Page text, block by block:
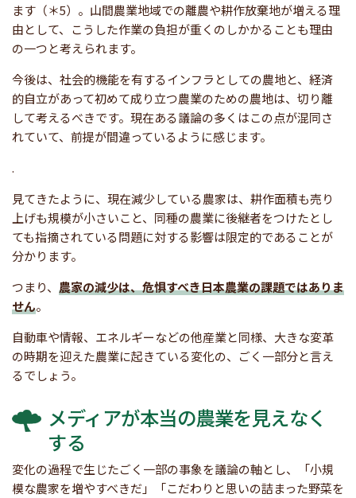
ます（＊5）。山間農業地域での離農や耕作放棄地が増える理
由として、こうした作業の負担が重くのしかかることも理由
の一つと考えられます。
今後は、社会的機能を有するインフラとしての農地と、経済
的自立があって初めて成り立つ農業のための農地は、切り離
して考えるべきです。現在ある議論の多くはこの点が混同さ
れていて、前提が間違っているように感じます。
.
見てきたように、現在減少している農家は、耕作面積も売り
上げも規模が小さいこと、同種の農業に後継者をつけたとし
ても指摘されている問題に対する影響は限定的であることが
分かります。
つまり、 農家の減少は、危惧すべき日本農業の課題ではありま
せん。
自動車や情報、エネルギーなどの他産業と同様、大きな変革
の時期を迎えた農業に起きている変化の、ごく一部分と言え
るでしょう。
メディアが本当の農業を見えなく
する
変化の過程で生じたごく一部の事象を議論の軸とし、「小規
模な農家を増やすべきだ」「こだわりと思いの詰まった野菜を